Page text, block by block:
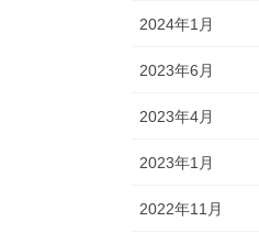
2024年1月
2023年6月
2023年4月
2023年1月
2022年11月